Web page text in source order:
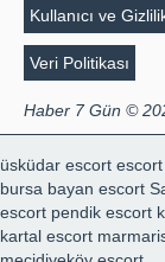
Kullanıcı ve
Veri Politikası
Haber 7 Gün ©
üsküdar escort
bursa bayan escort
escort pendik escort
kartal escort